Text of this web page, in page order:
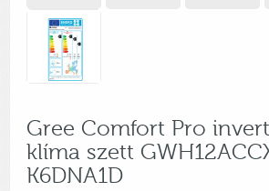
Gree Comfort Pro
klíma szett
K6DNA1D